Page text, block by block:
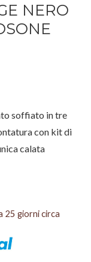
NERO
soffiato in tre
con kit di
calata
25 giorni circa